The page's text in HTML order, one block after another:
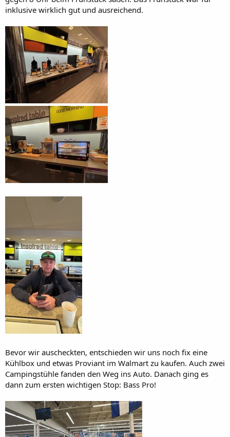
inklusive wirklich gut und ausreichend.
Bevor wir auscheckten, entschieden wir uns noch fix eine
Kühlbox und etwas Proviant im Walmart zu kaufen. Auch zwei
Campingstühle fanden den Weg ins Auto. Danach ging es
dann zum ersten wichtigen Stop: Bass Pro!